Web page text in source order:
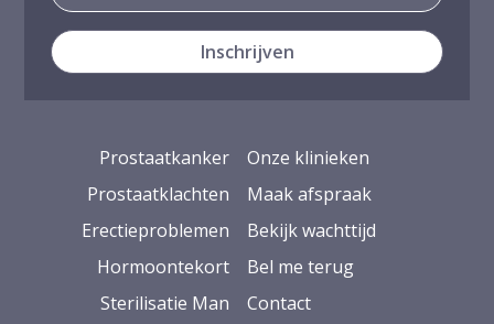
Prostaatkanker
Prostaatklachten
Erectieproblemen
Hormoontekort
Sterilisatie Man
Onze klinieken
Maak afspraak
Bekijk wachttijd
Bel me terug
Contact